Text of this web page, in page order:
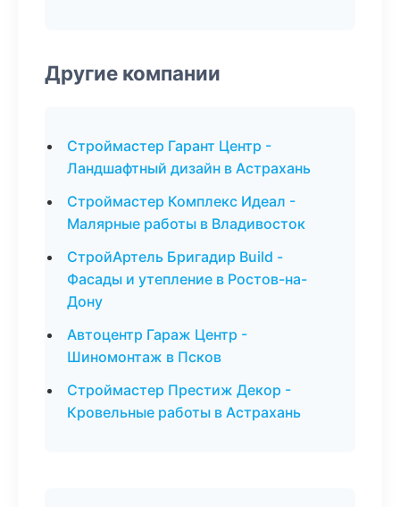
Другие компании
Строймастер Гарант Центр -
Ландшафтный дизайн в Астрахань
Строймастер Комплекс Идеал -
Малярные работы в Владивосток
СтройАртель Бригадир Build -
Фасады и утепление в Ростов-на-
Дону
Автоцентр Гараж Центр -
Шиномонтаж в Псков
Строймастер Престиж Декор -
Кровельные работы в Астрахань